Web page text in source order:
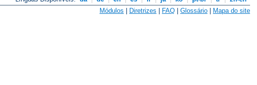
Módulos | Diretrizes | FAQ | Glossário | Mapa do site